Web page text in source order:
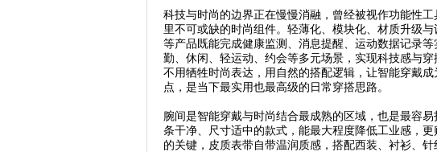
科技与时尚的边界正在慢慢消融，曾经被视作功能性
里不可或缺的时尚组件。轻薄化、模块化、材质升级
等产品既能完成健康监测、消息提醒、运动数据记录
勤、休闲、轻运动、约会等多元场景，实现科技感与
不用牺牲时尚表达，用自然的搭配逻辑，让智能穿戴
点，是当下最实用也最高级的日常穿搭思路。
腕间是智能穿戴与时尚结合最成熟的区域，也是最容
条干净、尺寸适中的款式，能最大程度降低工业感，
的关键，皮质表带自带温润质感，搭配西装、衬衫、